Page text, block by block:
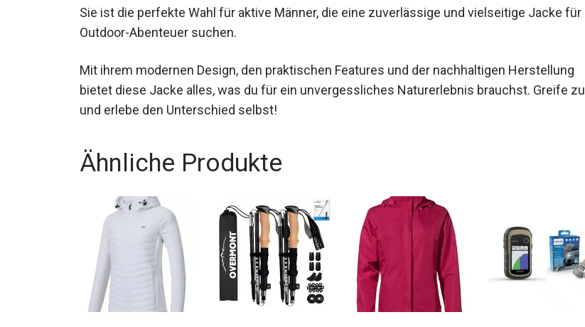
Sie ist die perfekte Wahl für aktive Männer, die eine zuverlässige und vielseitige Jacke für
ihre Outdoor-Abenteuer suchen.
Mit ihrem modernen Design, den praktischen Features und der nachhaltigen Herstellung
bietet diese Jacke alles, was du für ein unvergessliches Naturerlebnis brauchst. Greife zu
und erlebe den Unterschied selbst!
Ähnliche Produkte